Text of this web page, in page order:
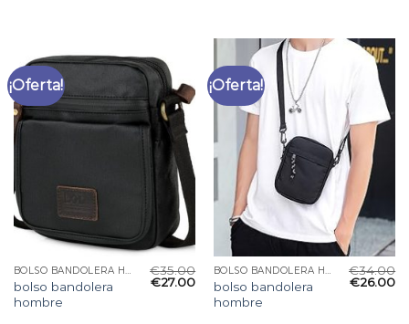
¡Oferta!
BOLSO BANDOLERA HOMBRE
bolso bandolera
hombre
€35.00
€27.00
¡Oferta!
BOLSO BANDOLERA HOMBRE
bolso bandolera
hombre
€34.00
€26.00